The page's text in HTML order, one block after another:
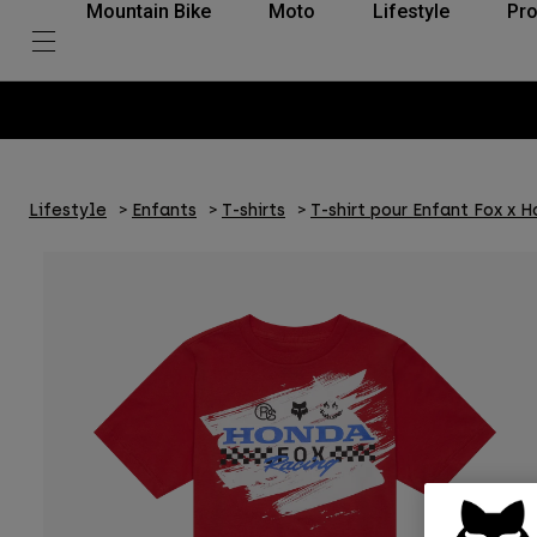
Mountain Bike Moto Lifestyle
Lifestyle Enfants T-shirts T-shirt pour Enfant Fox x